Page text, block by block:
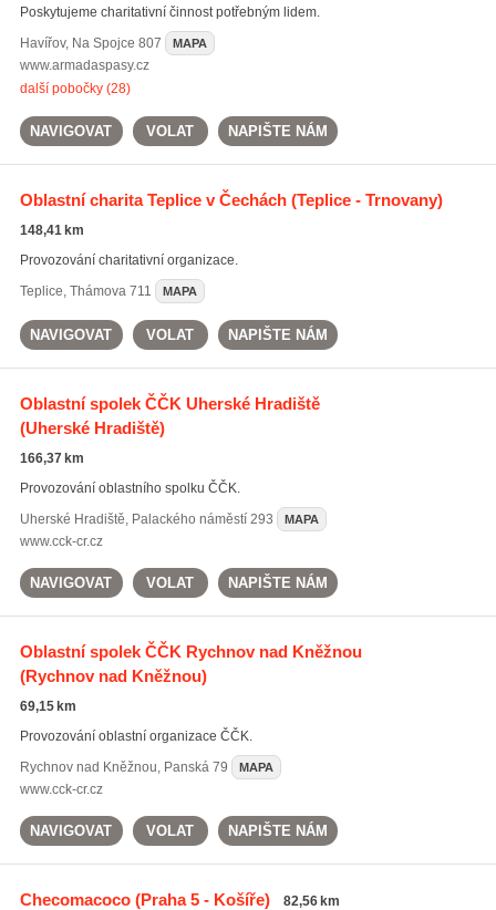
Poskytujeme charitativní činnost potřebným lidem.
Havířov, Na Spojce 807 MAPA
www.armadaspasy.cz
další pobočky (28)
NAVIGOVAT VOLAT NAPIŠTE NÁM
Oblastní charita Teplice v Čechách(Teplice - Trnovany)
148,41 km
Provozování charitativní organizace.
Teplice, Thámova 711 MAPA
NAVIGOVAT VOLAT NAPIŠTE NÁM
Oblastní spolek ČČK Uherské Hradiště
(Uherské Hradiště)
166,37 km
Provozování oblastního spolku ČČK.
Uherské Hradiště, Palackého náměstí 293 MAPA
www.cck-cr.cz
NAVIGOVAT VOLAT NAPIŠTE NÁM
Oblastní spolek ČČK Rychnov nad Kněžnou
(Rychnov nad Kněžnou)
69,15 km
Provozování oblastní organizace ČČK.
Rychnov nad Kněžnou, Panská 79 MAPA
www.cck-cr.cz
NAVIGOVAT VOLAT NAPIŠTE NÁM
Checomacoco(Praha 5 - Košíře) 82,56 km